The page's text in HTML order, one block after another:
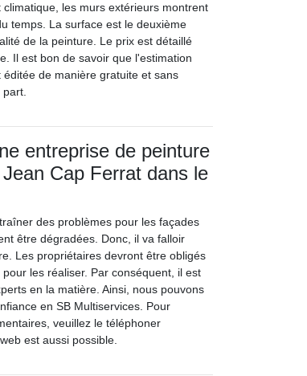
les murs extérieurs montrent
temps. La surface est le deuxième
de la peinture. Le prix est détaillé
Il est bon de savoir que l'estimation
de manière gratuite et sans
entreprise de peinture
Cap Ferrat dans le
des problèmes pour les façades
être dégradées. Donc, il va falloir
Les propriétaires devront être obligés
les réaliser. Par conséquent, il est
en la matière. Ainsi, nous pouvons
en SB Multiservices. Pour
veuillez le téléphoner
est aussi possible.